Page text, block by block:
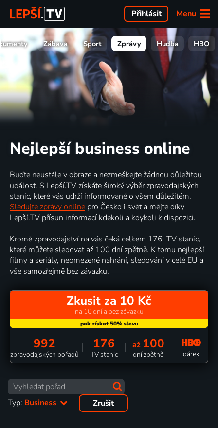
Menu
Přihlásit
Zábava Sport Zprávy Hudba HBO
Nejlepší business online
Buďte neustále v obraze a nezmeškejte žádnou důležitou
událost. S Lepší.TV získáte široký výběr zpravodajských
stanic, které vás udrží informované o všem důležitém.
Sledujte zprávy online pro Česko i svět a mějte díky
Lepší.TV přísun informací kdekoli a kdykoli k dispozici.
Kromě zpravodajství na vás čeká celkem 176 TV stanic,
které můžete sledovat až 100 dní zpětně. K tomu nejlepší
filmy a seriály, neomezené nahrání, sledování v celé EU a
vše samozřejmě bez závazku.
Zkusit za 10 Kč
na 10 dní a bez závazku
992
zpravodajských pořadů
176
TV stanic
až 100
dní zpětně dárek
Typ: Business Zrušit